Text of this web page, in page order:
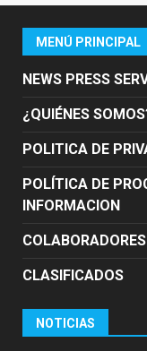
MENÚ PRINCIPAL
NEWS PRESS
¿QUIÉNES
POLITICA DE
POLÍTICA DE
INFORMACION
COLABORADORES
CLASIFICADOS
NOTICIAS